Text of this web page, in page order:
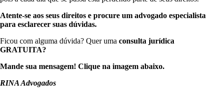
Atente-se aos seus direitos e procure um advogado especialista
para esclarecer suas dúvidas.
Ficou com alguma dúvida? Quer uma consulta jurídica
GRATUITA?
Mande sua mensagem! Clique na imagem abaixo.
RINA Advogados